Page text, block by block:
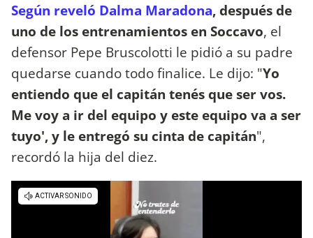
Según reveló Dalma Maradona, después de
uno de los entrenamientos en Soccavo, el
defensor Pepe Bruscolotti le pidió a su padre
quedarse cuando todo finalice. Le dijo: "Yo
entiendo que el capitán tenés que ser vos.
Me voy a ir del equipo y este equipo va a ser
tuyo', y le entregó su cinta de capitán",
recordó la hija del diez.